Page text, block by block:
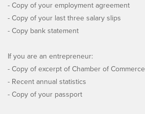
- Copy of your employment agreement
- Copy of your last three salary slips
- Copy bank statement
If you are an entrepreneur:
- Copy of excerpt of Chamber of Commerce
- Recent annual statistics
- Copy of your passport